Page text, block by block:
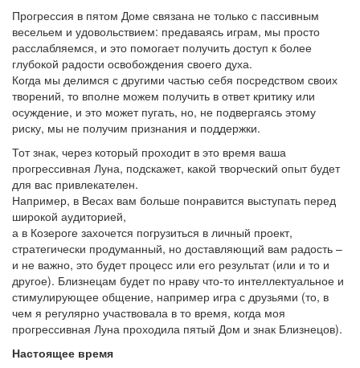
Прогрессия в пятом Доме связана не только с пассивным
весельем и удовольствием: предаваясь играм, мы просто
расслабляемся, и это помогает получить доступ к более
глубокой радости освобождения своего духа.
Когда мы делимся с другими частью себя посредством своих
творений, то вполне можем получить в ответ критику или
осуждение, и это может пугать, но, не подвергаясь этому
риску, мы не получим признания и поддержки.
Тот знак, через который проходит в это время ваша
прогрессивная Луна, подскажет, какой творческий опыт будет
для вас привлекателен.
Например, в Весах вам больше понравится выступать перед
широкой аудиторией,
а в Козероге захочется погрузиться в личный проект,
стратегически продуманный, но доставляющий вам радость –
и не важно, это будет процесс или его результат (или и то и
другое). Близнецам будет по нраву что-то интеллектуальное и
стимулирующее общение, например игра с друзьями (то, в
чем я регулярно участвовала в то время, когда моя
прогрессивная Луна проходила пятый Дом и знак Близнецов).
Настоящее время